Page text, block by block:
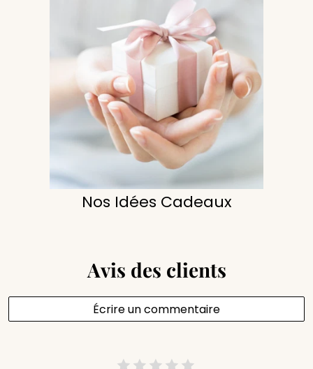
Nos Idées Cadeaux
Avis des clients
Écrire un commentaire